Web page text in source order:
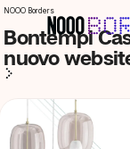
NOOO Borders
Bontempi
nuovo